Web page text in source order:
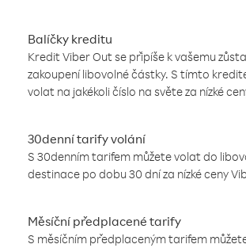
Balíčky kreditu
Kredit Viber Out se připíše k vašemu
zakoupení libovolné částky. S tímto
volat na jakékoli číslo na světe za nízké
30denní tarify volání
S 30denním tarifem můžete volat do
destinace po dobu 30 dní za nízké ceny
Měsíční předplacené tarify
S měsíčním předplaceným tarifem